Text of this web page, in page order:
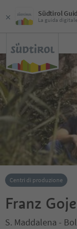
Südtirol
La guida
Centri di produzione
Franz
S. Maddalena -